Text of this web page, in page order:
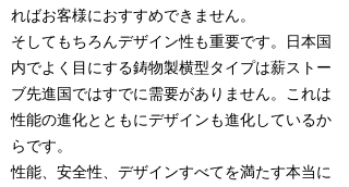
ればお客様におすすめできません。
そしてもちろんデザイン性も重要です。日本国
内でよく目にする鋳物製横型タイプは薪ストー
ブ先進国ではすでに需要がありません。これは
性能の進化とともにデザインも進化しているか
らです。
性能、安全性、デザインすべてを満たす本当に